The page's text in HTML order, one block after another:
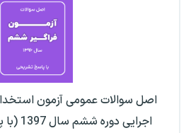
اصل سوالات عمومی آزمون
اجرایی دوره ششم سال 1397 (با پاسخ‌نامه تشریحی)